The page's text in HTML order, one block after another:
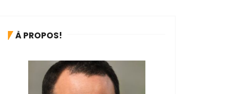
À PROPOS!